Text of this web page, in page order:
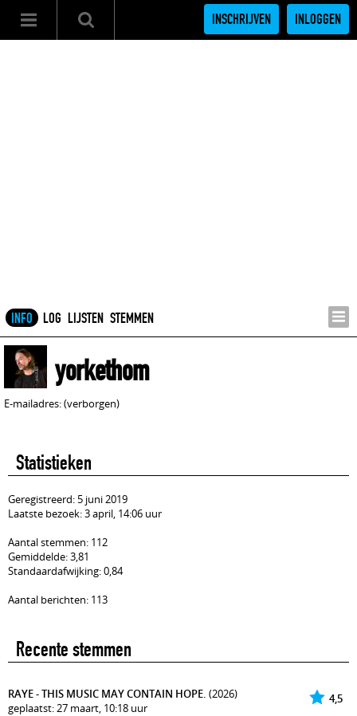
INSCHRIJVEN INLOGGEN
INFO LOG LIJSTEN STEMMEN
yorkethom
E-mailadres: (verborgen)
Statistieken
Geregistreerd: 5 juni 2019
Laatste bezoek: 3 april, 14:06 uur
Aantal stemmen: 112
Gemiddelde: 3,81
Standaardafwijking: 0,84
Aantal berichten: 113
Recente stemmen
4,5
RAYE - THIS MUSIC MAY CONTAIN HOPE. (2026)
geplaatst: 27 maart, 10:18 uur